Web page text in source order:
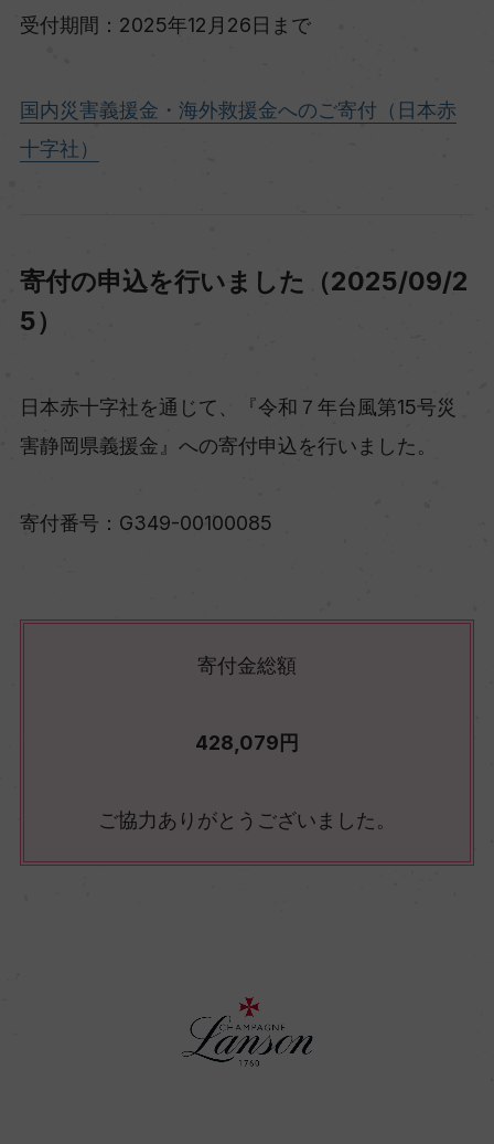
受付期間：2025年12月26日まで
国内災害義援金・海外救援金へのご寄付（日本赤
十字社）
寄付の申込を行いました（2025/09/2
5）
日本赤十字社を通じて、『令和７年台風第15号災
害静岡県義援金』への寄付申込を行いました。
寄付番号：G349-00100085
寄付金総額
428,079円
ご協力ありがとうございました。